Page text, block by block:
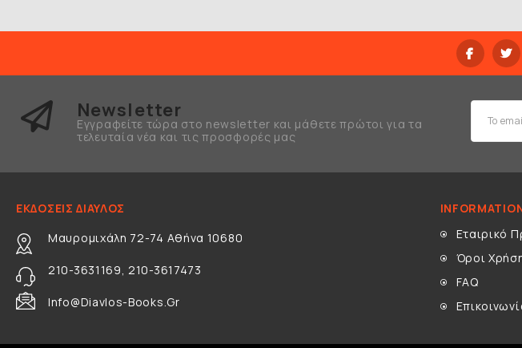
Newsletter
Εγγραφείτε τώρα στο newsletter και μάθετε πρώτοι για τα
τελευταία νέα και τις προσφορές μας
ΕΚΔΟΣΕΙΣ ΔΙΑΥΛΟΣ
Μαυρομιχάλη 72-74 Αθήνα 10680
210-3631169, 210-3617473
Info@diavlos-Books.gr
Εταιρικό
Όροι
FAQ